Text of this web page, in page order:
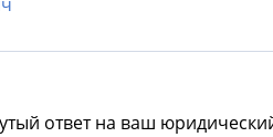
ответ на ваш